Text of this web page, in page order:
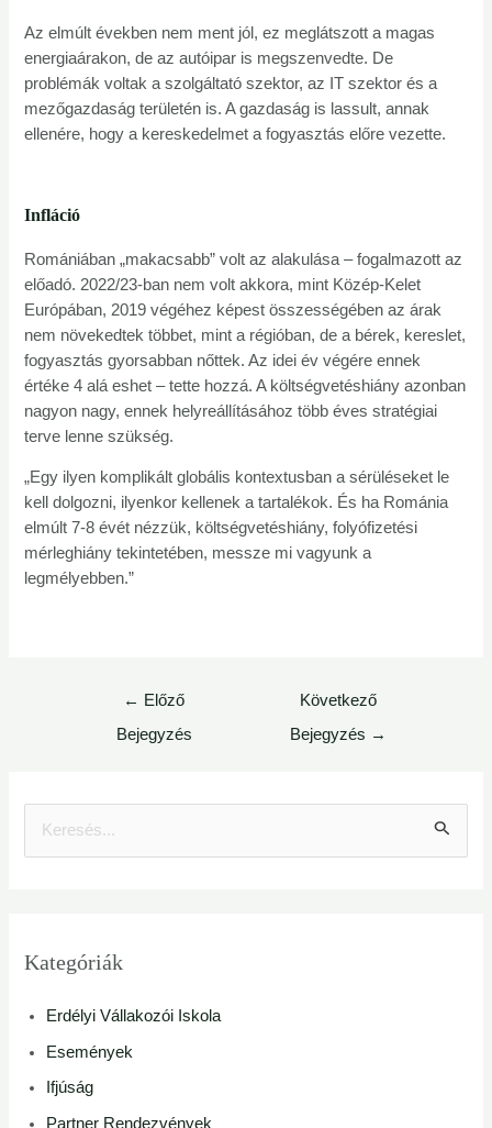
r
Kategóriák
Erdélyi Vállakozói Iskola
Események
Ifjúság
Partner Rendezvények
Az elmúlt években nem ment jól, ez meglátszott a magas
energiaárakon, de az autóipar is megszenvedte. De
problémák voltak a szolgáltató szektor, az IT szektor és a
mezőgazdaság területén is. A gazdaság is lassult, annak
ellenére, hogy a kereskedelmet a fogyasztás előre vezette.
Infláció
Romániában „makacsabb” volt az alakulása – fogalmazott az
előadó. 2022/23-ban nem volt akkora, mint Közép-Kelet
Európában, 2019 végéhez képest összességében az árak
nem növekedtek többet, mint a régióban, de a bérek, kereslet,
fogyasztás gyorsabban nőttek. Az idei év végére ennek
értéke 4 alá eshet – tette hozzá. A költségvetéshiány azonban
nagyon nagy, ennek helyreállításához több éves stratégiai
terve lenne szükség.
„Egy ilyen komplikált globális kontextusban a sérüléseket le
kell dolgozni, ilyenkor kellenek a tartalékok. És ha Románia
elmúlt 7-8 évét nézzük, költségvetéshiány, folyófizetési
mérleghiány tekintetében, messze mi vagyunk a
legmélyebben.”
← Előző
Bejegyzés
Következő
Bejegyzés →